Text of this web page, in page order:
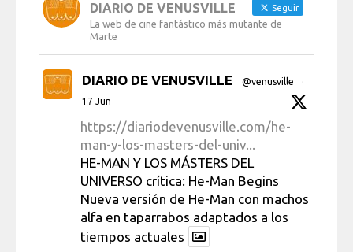
DIARIO DE VENUSVILLE Seguir
La web de cine fantástico más mutante de
Marte
DIARIO DE VENUSVILLE @venusville
·
17 Jun
https://diariodevenusville.com/he-
man-y-los-masters-del-univ...
HE-MAN Y LOS MÁSTERS DEL
UNIVERSO crítica: He-Man Begins
Nueva versión de He-Man con machos
alfa en taparrabos adaptados a los
tiempos actuales